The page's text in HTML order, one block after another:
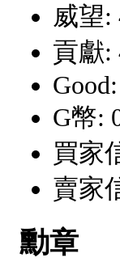
威望:
貢獻:
G幣:
買家
賣家
勳章